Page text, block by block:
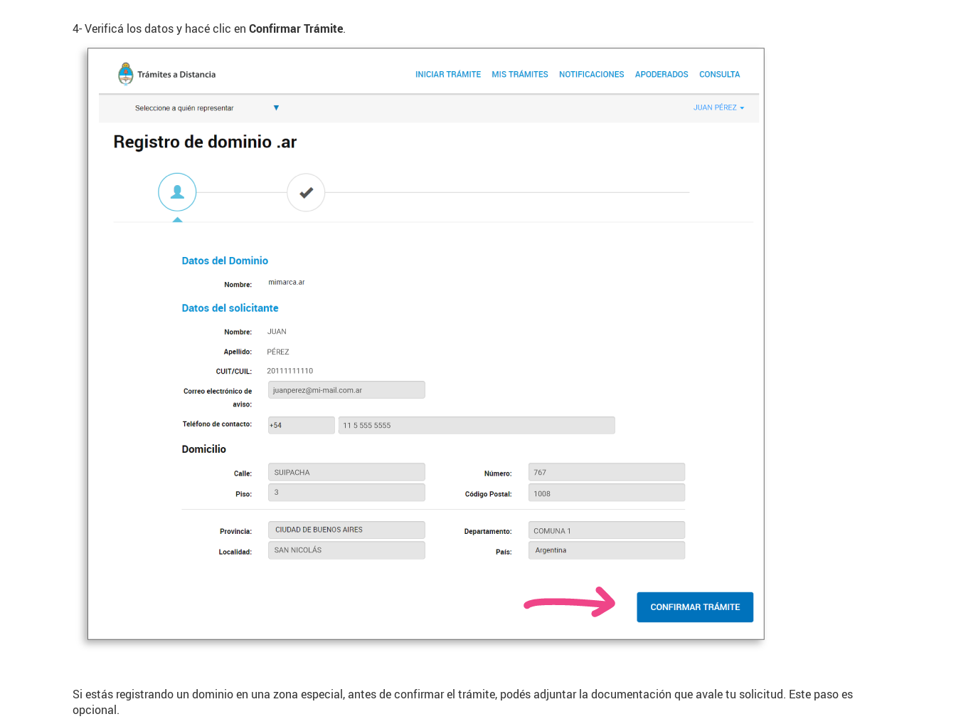
4- Verificá los datos y hacé clic en Confirmar Trámite.
Si estás registrando un dominio en una zona especial, antes de confirmar el trámite, podés adjuntar la documentación que avale tu solicitud. Este paso es
opcional.